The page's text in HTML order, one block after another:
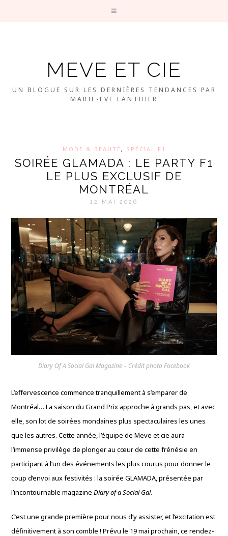
MEVE ET CIE
UN BLOGUE SUR LES DERNIÈRES TENDANCES PAR
MARIE-EVE LANTHIER
MODE & BEAUTÉ, SPÉCIAL F1
SOIRÉE GLAMADA : LE PARTY F1
LE PLUS EXCLUSIF DE
MONTRÉAL
12 MAI 2026
Diary Of A Social Gal Magazine – Crédit photo Facebook
L’effervescence commence tranquillement à s’emparer de
Montréal… La saison du Grand Prix approche à grands pas, et avec
elle, son lot de soirées mondaines plus spectaculaires les unes
que les autres. Cette année, l’équipe de Meve et cie aura
l’immense privilège de plonger au cœur de cette frénésie en
participant à l’un des événements les plus courus pour donner le
coup d’envoi aux festivités : la soirée GLAMADA, présentée par
l’incontournable magazineDiary of a Social Gal.
C’est une grande première pour nous d’y assister, et l’excitation est
définitivement à son comble ! Prévu le 19 mai prochain, ce rendez-